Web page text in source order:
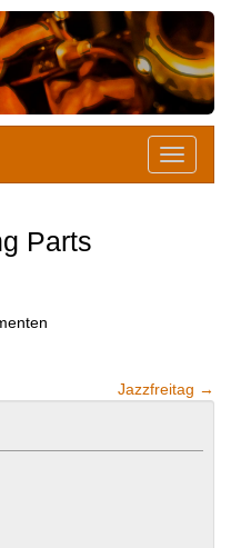
Parts
Jazzfreitag →